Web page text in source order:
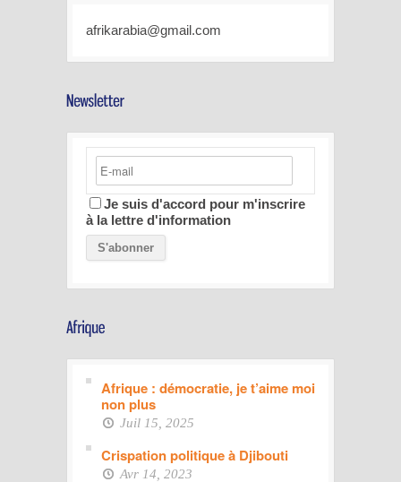
afrikarabia@gmail.com
Je suis d'accord pour m'inscrire
à la lettre d'information
Afrique : démocratie, je t’aime moi
non plus
Juil 15, 2025
Crispation politique à Djibouti
Avr 14, 2023